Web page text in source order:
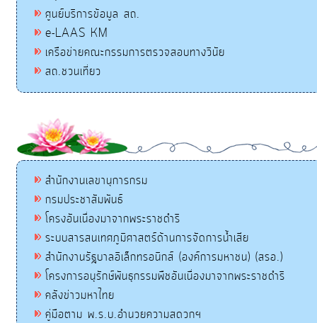
ศูนย์บริการข้อมูล สถ.
e-LAAS KM
เครือข่ายคณะกรรมการตรวจสอบทางวินัย
สถ.ชวนเที่ยว
สำนักงานเลขานุการกรม
กรมประชาสัมพันธ์
โครงอันเนื่องมาจากพระราชดำริ
ระบบสารสนเทศภูมิศาสตร์ด้านการจัดการน้ำเสีย
สำนักงานรัฐบาลอิเล็กทรอนิกส์ (องค์การมหาชน) (สรอ.)
โครงการอนุรักษ์พันธุกรรมพืชอันเนื่องมาจากพระราชดำริ
คลังข่าวมหาไทย
คู่มือตาม พ.ร.บ.อำนวยความสดวกฯ